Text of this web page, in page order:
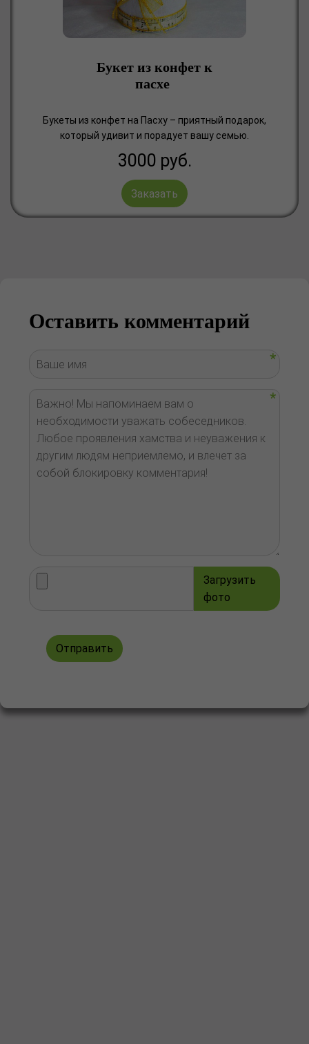
Букет из конфет к
пасхе
Букеты из конфет на Пасху – приятный подарок,
который удивит и порадует вашу семью.
3000 руб.
Заказать
Оставить комментарий
Загрузить
фото
Отправить